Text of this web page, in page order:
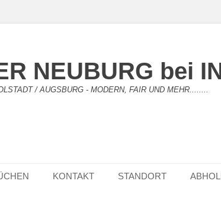
NEUBURG bei
/ AUGSBURG - MODERN, FAIR UND MEHR........
KONTAKT STANDORT